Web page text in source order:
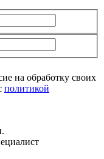
на обработку своих
политикой